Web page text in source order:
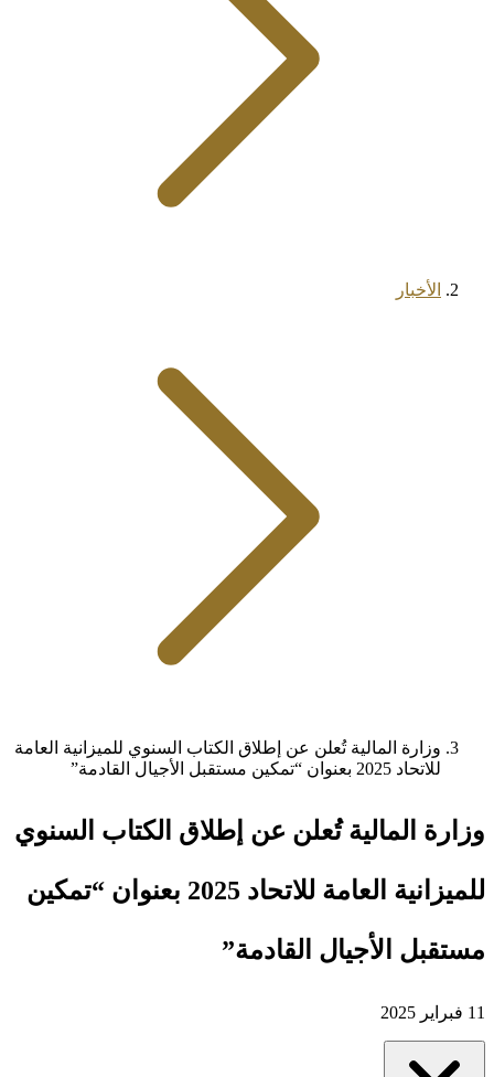
الأخبار
وزارة المالية تُعلن عن إطلاق الكتاب السنوي للميزانية العامة
للاتحاد 2025 بعنوان “تمكين مستقبل الأجيال القادمة”
وزارة المالية تُعلن عن إطلاق الكتاب السنوي
للميزانية العامة للاتحاد 2025 بعنوان “تمكين
مستقبل الأجيال القادمة”
11 فبراير 2025